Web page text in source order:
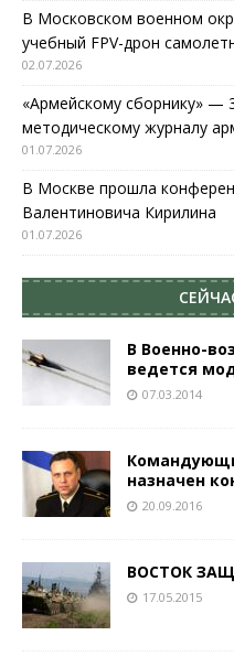
В Московском военном
учебный FPV-дрон
02.07.2026
«Армейскому сборнику» —
методическому журналу
01.07.2026
В Москве прошла
Валентиновича Кирилина
01.07.2026
В Военно-
ведется
07.03.2014
назначен
20.09.2016
ВОСТОК
17.05.2015